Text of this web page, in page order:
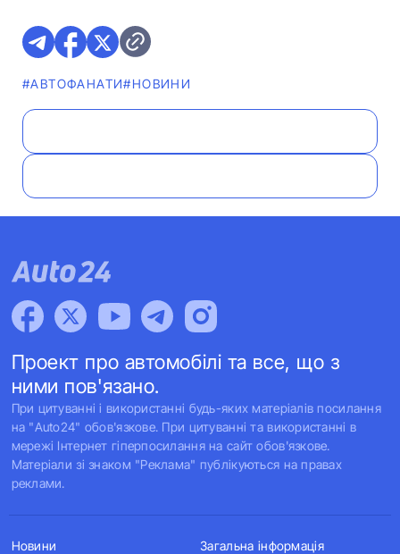
#АВТОФАНАТИ#НОВИНИ
Проект про автомобілі та все, що з
ними пов'язано.
При цитуванні і використанні будь-яких матеріалів посилання
на "Auto24" обов'язкове. При цитуванні та використанні в
мережі Інтернет гіперпосилання на сайт обов'язкове.
Матеріали зі знаком "Реклама" публікуються на правах
реклами.
Новини Загальна інформація